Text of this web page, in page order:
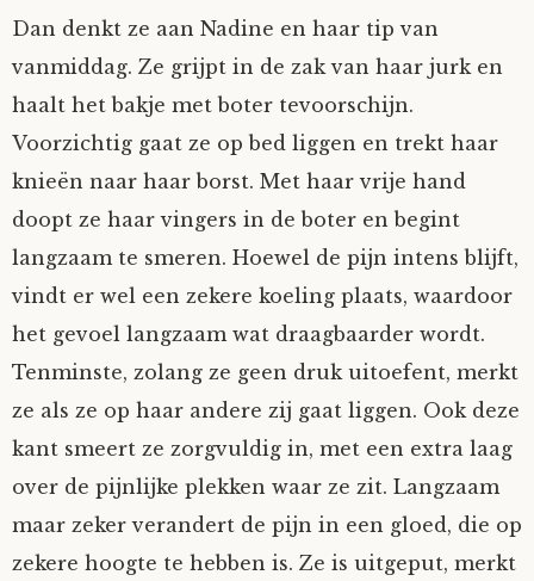
Dan denkt ze aan Nadine en haar tip van
vanmiddag. Ze grijpt in de zak van haar jurk en
haalt het bakje met boter tevoorschijn.
Voorzichtig gaat ze op bed liggen en trekt haar
knieën naar haar borst. Met haar vrije hand
doopt ze haar vingers in de boter en begint
langzaam te smeren. Hoewel de pijn intens blijft,
vindt er wel een zekere koeling plaats, waardoor
het gevoel langzaam wat draagbaarder wordt.
Tenminste, zolang ze geen druk uitoefent, merkt
ze als ze op haar andere zij gaat liggen. Ook deze
kant smeert ze zorgvuldig in, met een extra laag
over de pijnlijke plekken waar ze zit. Langzaam
maar zeker verandert de pijn in een gloed, die op
zekere hoogte te hebben is. Ze is uitgeput, merkt